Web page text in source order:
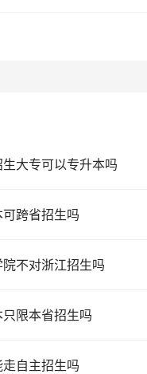
大专可以专升本吗
可跨省招生吗
不对浙江招生吗
只限本省招生吗
走自主招生吗